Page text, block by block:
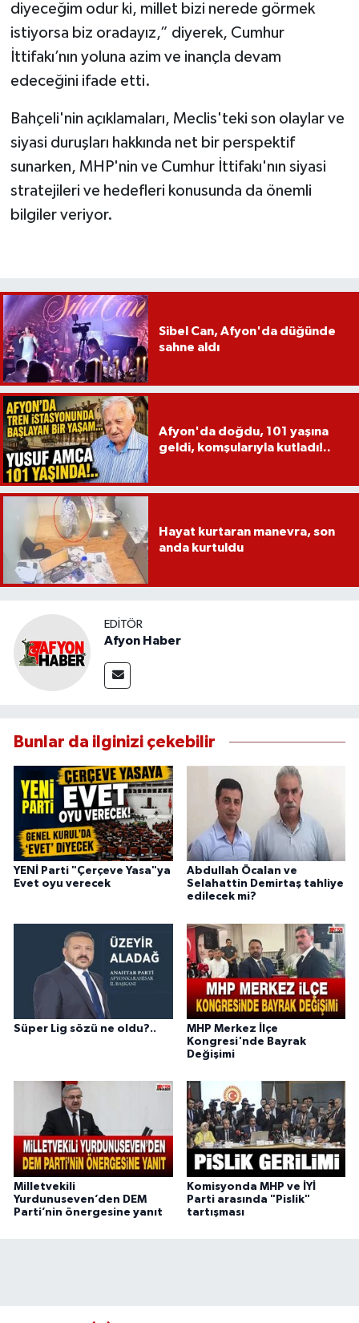
diyeceğim odur ki, millet bizi nerede görmek
istiyorsa biz oradayız,” diyerek, Cumhur
İttifakı’nın yoluna azim ve inançla devam
edeceğini ifade etti.
Bahçeli'nin açıklamaları, Meclis'teki son olaylar ve
siyasi duruşları hakkında net bir perspektif
sunarken, MHP'nin ve Cumhur İttifakı'nın siyasi
stratejileri ve hedefleri konusunda da önemli
bilgiler veriyor.
Sibel Can, Afyon'da düğünde
sahne aldı
Afyon'da doğdu, 101 yaşına
geldi, komşularıyla kutladı!..
Hayat kurtaran manevra, son
anda kurtuldu
EDITÖR
Afyon Haber
Bunlar da ilginizi çekebilir
YENİ Parti "Çerçeve Yasa"ya
Evet oyu verecek
Abdullah Öcalan ve
Selahattin Demirtaş tahliye
edilecek mi?
Süper Lig sözü ne oldu?..
MHP Merkez İlçe
Kongresi'nde Bayrak
Değişimi
Milletvekili
Yurdunuseven’den DEM
Parti’nin önergesine yanıt
Komisyonda MHP ve İYİ
Parti arasında "Pislik"
tartışması